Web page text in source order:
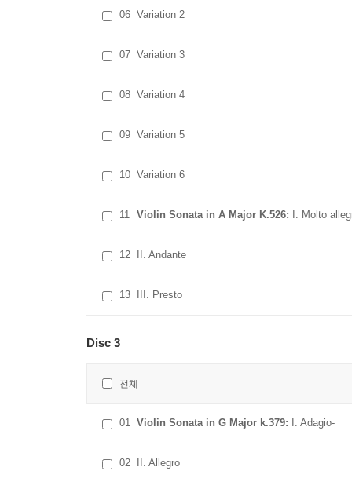
06 Variation 2
07 Variation 3
08 Variation 4
09 Variation 5
10 Variation 6
11 Violin Sonata in A Major K.526: I. Molto
12 II. Andante
13 III. Presto
Disc 3
전체
01 Violin Sonata in G Major k.379: I. Adagio-
02 II. Allegro